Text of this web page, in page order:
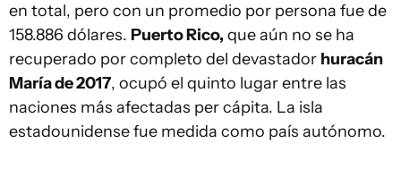
en total, pero con un promedio por persona fue de
158.886 dólares. Puerto Rico, que aún no se ha
recuperado por completo del devastador huracán
María de 2017, ocupó el quinto lugar entre las
naciones más afectadas per cápita. La isla
estadounidense fue medida como país autónomo.